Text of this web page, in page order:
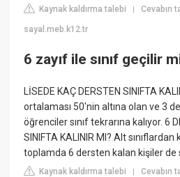
Kaynak kaldırma talebi |Cevabın
sayal.meb.k12.tr
6 zayıf ile sınıf geçilir
LİSEDE KAÇ DERSTEN SINIFTA
ortalaması 50'nin altına olan ve 3
öğrenciler sınıf tekrarına kalıyor. 6
SINIFTA KALINIR MI? Alt
toplamda 6 dersten kalan kişiler de
Kaynak kaldırma talebi |Cevabın